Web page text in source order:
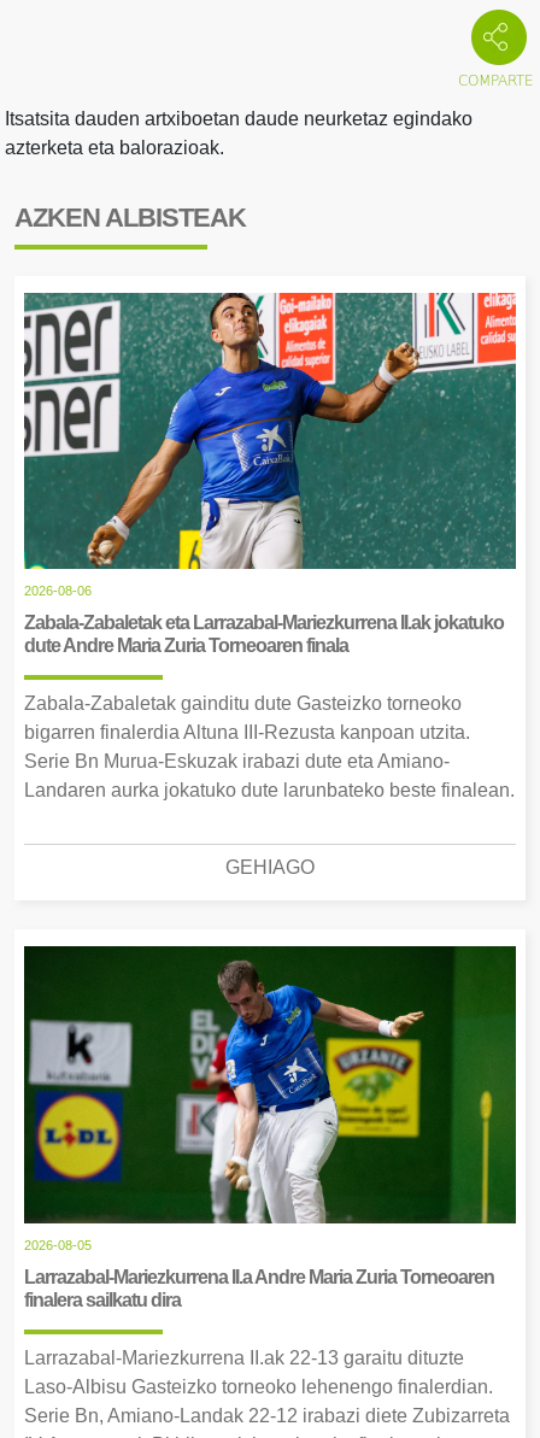
Itsatsita dauden artxiboetan daude neurketaz egindako
azterketa eta balorazioak.
AZKEN ALBISTEAK
2026-08-06
Zabala-Zabaletak eta Larrazabal-Mariezkurrena II.ak jokatuko
dute Andre Maria Zuria Torneoaren finala
Zabala-Zabaletak gainditu dute Gasteizko torneoko
bigarren finalerdia Altuna III-Rezusta kanpoan utzita.
Serie Bn Murua-Eskuzak irabazi dute eta Amiano-
Landaren aurka jokatuko dute larunbateko beste finalean.
GEHIAGO
2026-08-05
Larrazabal-Mariezkurrena II.a Andre Maria Zuria Torneoaren
finalera sailkatu dira
Larrazabal-Mariezkurrena II.ak 22-13 garaitu dituzte
Laso-Albisu Gasteizko torneoko lehenengo finalerdian.
Serie Bn, Amiano-Landak 22-12 irabazi diete Zubizarreta